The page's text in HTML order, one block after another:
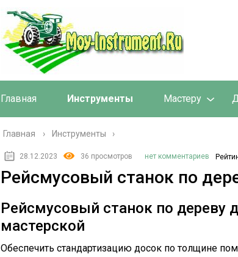
Главная Инструменты Мастеру
Главная › Инструменты
28.12.2023 36 просмотров нет комментариев
Рейсмусовый станок по
Рейсмусовый станок по дереву
мастерской
Обеспечить стандартизацию досок по толщине